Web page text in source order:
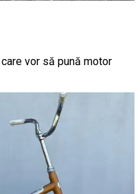
vor să pună motor